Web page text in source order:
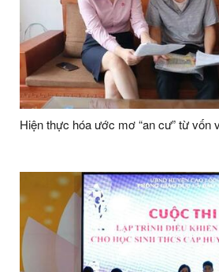
Hiện thực hóa ước mơ “an cư” từ vốn